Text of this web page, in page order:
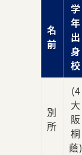
名
前
学
年
出
身
校
別
所
(4
大
阪
桐
蔭)